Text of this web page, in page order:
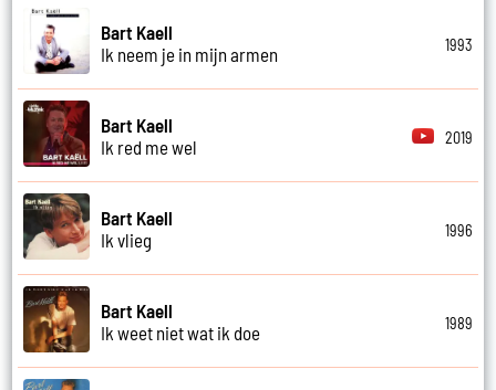
Bart Kaell
Ik neem je in mijn armen
1993
Bart Kaell
Ik red me wel
2019
Bart Kaell
Ik vlieg
1996
Bart Kaell
Ik weet niet wat ik doe
1989